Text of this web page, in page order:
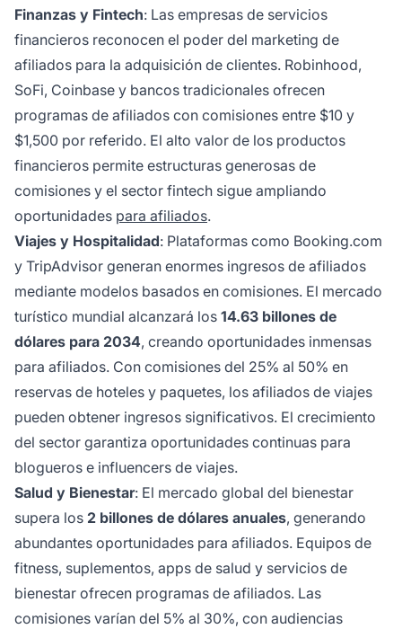
Finanzas y Fintech: Las empresas de servicios
financieros reconocen el poder del marketing de
afiliados para la adquisición de clientes. Robinhood,
SoFi, Coinbase y bancos tradicionales ofrecen
programas de afiliados con comisiones entre $10 y
$1,500 por referido. El alto valor de los productos
financieros permite estructuras generosas de
comisiones y el sector fintech sigue ampliando
oportunidades para afiliados.
Viajes y Hospitalidad: Plataformas como Booking.com
y TripAdvisor generan enormes ingresos de afiliados
mediante modelos basados en comisiones. El mercado
turístico mundial alcanzará los 14.63 billones de
dólares para 2034, creando oportunidades inmensas
para afiliados. Con comisiones del 25% al 50% en
reservas de hoteles y paquetes, los afiliados de viajes
pueden obtener ingresos significativos. El crecimiento
del sector garantiza oportunidades continuas para
blogueros e influencers de viajes.
Salud y Bienestar: El mercado global del bienestar
supera los 2 billones de dólares anuales, generando
abundantes oportunidades para afiliados. Equipos de
fitness, suplementos, apps de salud y servicios de
bienestar ofrecen programas de afiliados. Las
comisiones varían del 5% al 30%, con audiencias